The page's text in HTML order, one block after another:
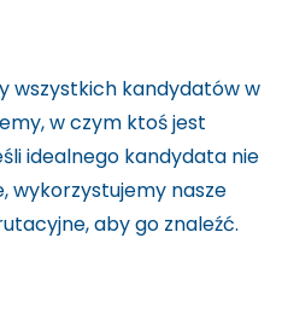
wszystkich kandydatów w
w czym ktoś jest
idealnego kandydata nie
wykorzystujemy nasze
aby go znaleźć.